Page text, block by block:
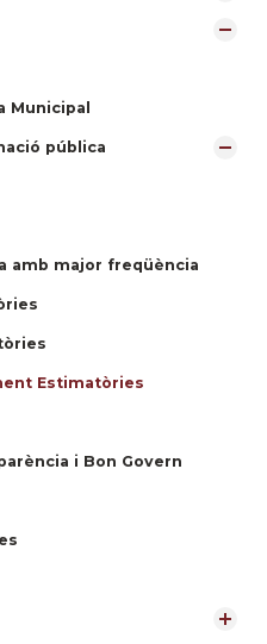
Municipal
pública
amb major freqüència
Estimatòries
i Bon Govern